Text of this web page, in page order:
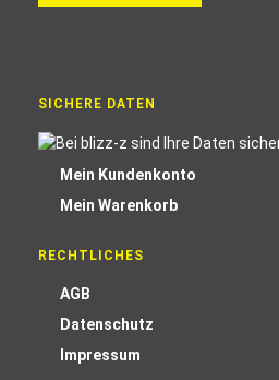
SICHERE DATEN
Mein Kundenkonto
Mein Warenkorb
RECHTLICHES
AGB
Datenschutz
Impressum